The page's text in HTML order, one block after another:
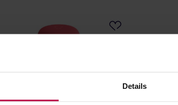
Details